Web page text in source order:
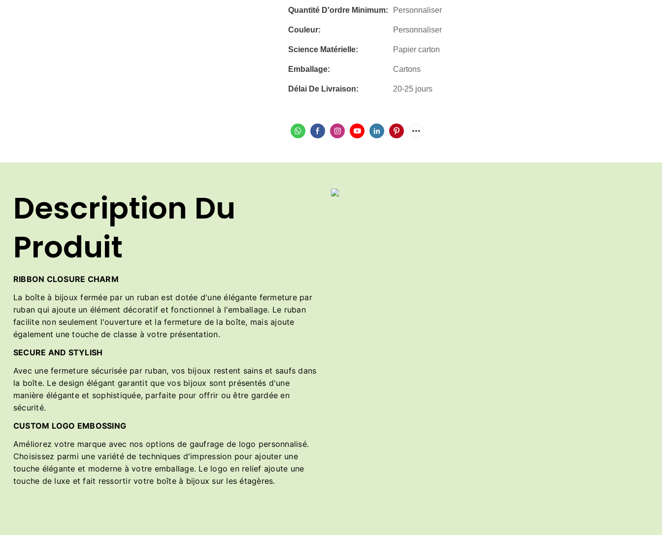
Quantité D'ordre Minimum: Personnaliser
Couleur: Personnaliser
Science Matérielle: Papier carton
Emballage: Cartons
Délai De Livraison: 20-25 jours
Description Du
Produit
RIBBON CLOSURE CHARM
La boîte à bijoux fermée par un ruban est dotée d'une élégante fermeture par
ruban qui ajoute un élément décoratif et fonctionnel à l'emballage. Le ruban
facilite non seulement l'ouverture et la fermeture de la boîte, mais ajoute
également une touche de classe à votre présentation.
SECURE AND STYLISH
Avec une fermeture sécurisée par ruban, vos bijoux restent sains et saufs dans
la boîte. Le design élégant garantit que vos bijoux sont présentés d'une
manière élégante et sophistiquée, parfaite pour offrir ou être gardée en
sécurité.
CUSTOM LOGO EMBOSSING
Améliorez votre marque avec nos options de gaufrage de logo personnalisé.
Choisissez parmi une variété de techniques d'impression pour ajouter une
touche élégante et moderne à votre emballage. Le logo en relief ajoute une
touche de luxe et fait ressortir votre boîte à bijoux sur les étagères.